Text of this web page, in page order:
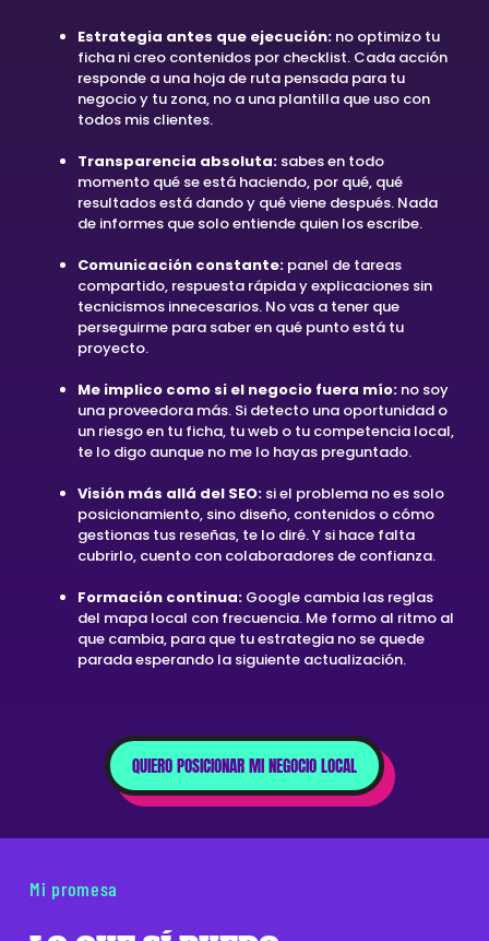
Estrategia antes que ejecución: no optimizo tu
ficha ni creo contenidos por checklist. Cada acción
responde a una hoja de ruta pensada para tu
negocio y tu zona, no a una plantilla que uso con
todos mis clientes.
Transparencia absoluta: sabes en todo
momento qué se está haciendo, por qué, qué
resultados está dando y qué viene después. Nada
de informes que solo entiende quien los escribe.
Comunicación constante: panel de tareas
compartido, respuesta rápida y explicaciones sin
tecnicismos innecesarios. No vas a tener que
perseguirme para saber en qué punto está tu
proyecto.
Me implico como si el negocio fuera mío: no soy
una proveedora más. Si detecto una oportunidad o
un riesgo en tu ficha, tu web o tu competencia local,
te lo digo aunque no me lo hayas preguntado.
Visión más allá del SEO: si el problema no es solo
posicionamiento, sino diseño, contenidos o cómo
gestionas tus reseñas, te lo diré. Y si hace falta
cubrirlo, cuento con colaboradores de confianza.
Formación continua: Google cambia las reglas
del mapa local con frecuencia. Me formo al ritmo al
que cambia, para que tu estrategia no se quede
parada esperando la siguiente actualización.
QUIERO POSICIONAR MI NEGOCIO LOCAL
Mi promesa